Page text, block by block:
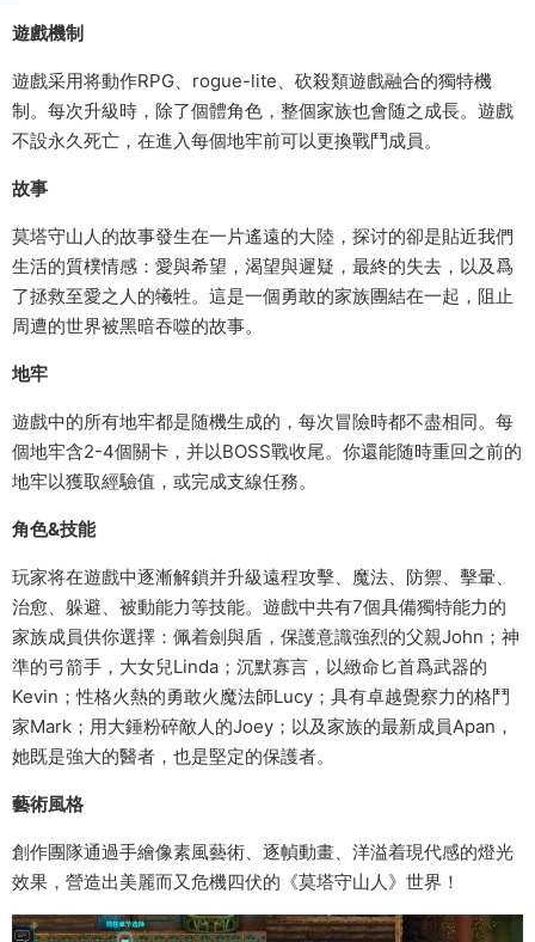
遊戲機制
遊戲采用将動作RPG、rogue-lite、砍殺類遊戲融合的獨特機
制。每次升級時，除了個體角色，整個家族也會随之成長。遊戲
不設永久死亡，在進入每個地牢前可以更換戰鬥成員。
故事
莫塔守山人的故事發生在一片遙遠的大陸，探讨的卻是貼近我們
生活的質樸情感：愛與希望，渴望與遲疑，最終的失去，以及爲
了拯救至愛之人的犧牲。這是一個勇敢的家族團結在一起，阻止
周遭的世界被黑暗吞噬的故事。
地牢
遊戲中的所有地牢都是随機生成的，每次冒險時都不盡相同。每
個地牢含2-4個關卡，并以BOSS戰收尾。你還能随時重回之前的
地牢以獲取經驗值，或完成支線任務。
角色&技能
玩家将在遊戲中逐漸解鎖并升級遠程攻擊、魔法、防禦、擊暈、
治愈、躲避、被動能力等技能。遊戲中共有7個具備獨特能力的
家族成員供你選擇：佩着劍與盾，保護意識強烈的父親John；神
準的弓箭手，大女兒Linda；沉默寡言，以緻命匕首爲武器的
Kevin；性格火熱的勇敢火魔法師Lucy；具有卓越覺察力的格鬥
家Mark；用大錘粉碎敵人的Joey；以及家族的最新成員Apan，
她既是強大的醫者，也是堅定的保護者。
藝術風格
創作團隊通過手繪像素風藝術、逐幀動畫、洋溢着現代感的燈光
效果，營造出美麗而又危機四伏的《莫塔守山人》世界！